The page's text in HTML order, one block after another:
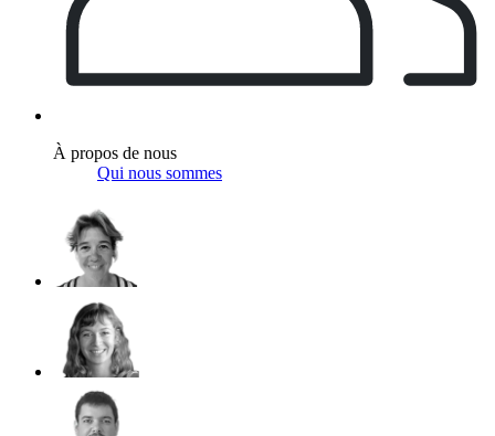
À propos de nous
Qui nous sommes